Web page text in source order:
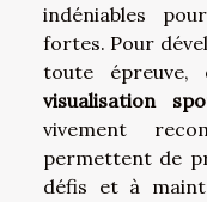
indéniables
fortes. Pour
toute épreuve,
visualisation
vivement
permettent de
défis et à